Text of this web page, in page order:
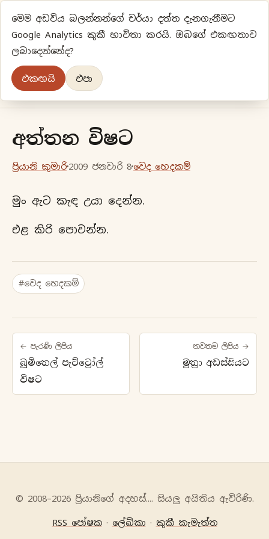
ප්‍රියානිගේ අදහස්‍...
මුල් පිටුවවර්ගීකරණ
අත්තන විෂට
ප්‍රියානි කුමාරි 2009 ජනවාරි 8 වෙද හෙදකම්
මුං ඇට කැඳ උයා දෙන්න.
එළ කිරි පොවන්න.
#වෙද හෙදකම්
← පැරණි ලිපිය
බූමිතෙල් පැට්ට්‍රෝල්
විෂට
නවතම ලිපිය →
මුත්‍රා අඩස්සියට
© 2008–2026 ප්‍රියානිගේ අදහස්‍.... සියලු අයිතිය ඇවිරිණි.
RSS පෝෂක· ලේඛිකා · කුකී කැමැත්ත
මෙම අඩවිය බලන්නන්ගේ චර්යා දත්ත දැනගැනීමට
Google Analytics කුකී භාවිතා කරයි. ඔබගේ එකඟතාව
ලබාදෙන්නේද?
එකඟයි එපා